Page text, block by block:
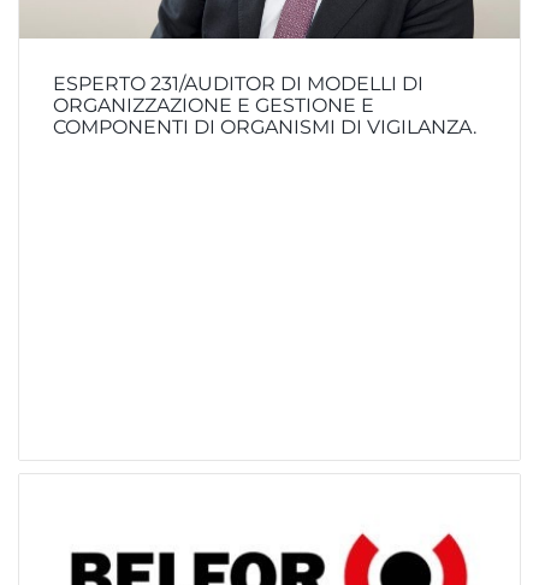
ESPERTO 231/AUDITOR DI MODELLI DI
ORGANIZZAZIONE E GESTIONE E
COMPONENTI DI ORGANISMI DI VIGILANZA.